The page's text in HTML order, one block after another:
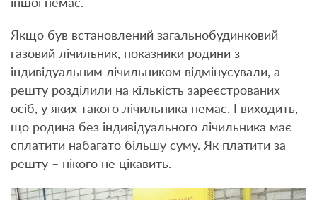
іншої немає.
Якщо був встановлений загальнобудинковий
газовий лічильник, показники родини з
індивідуальним лічильником відмінусували, а
решту розділили на кількість зареєстрованих
осіб, у яких такого лічильника немає. І виходить,
що родина без індивідуального лічильника має
сплатити набагато більшу суму. Як платити за
решту – нікого не цікавить.